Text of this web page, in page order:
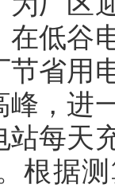
在低谷
省用
，进
每天
根据